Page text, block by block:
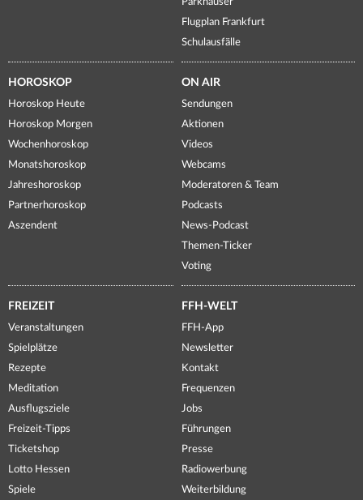
Flugplan Frankfurt
Schulausfälle
HOROSKOP
Horoskop Heute
Horoskop Morgen
Wochenhoroskop
Monatshoroskop
Jahreshoroskop
Partnerhoroskop
Aszendent
ON AIR
Sendungen
Aktionen
Videos
Webcams
Moderatoren & Team
Podcasts
News-Podcast
Themen-Ticker
Voting
FREIZEIT
Veranstaltungen
Spielplätze
Rezepte
Meditation
Ausflugsziele
Freizeit-Tipps
Ticketshop
Lotto Hessen
Spiele
FFH-WELT
FFH-App
Newsletter
Kontakt
Frequenzen
Jobs
Führungen
Presse
Radiowerbung
Weiterbildung